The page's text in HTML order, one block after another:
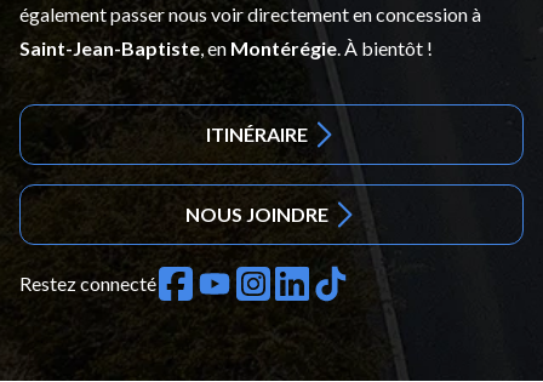
également passer nous voir directement en concession à
Saint-Jean-Baptiste , en Montérégie . À bientôt !
ITINÉRAIRE
NOUS JOINDRE
Restez connecté